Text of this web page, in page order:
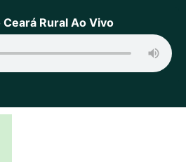
Ceará Rural Ao Vivo